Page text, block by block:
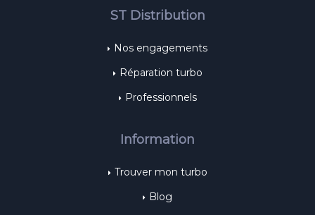
ST Distribution
Nos engagements
Réparation turbo
Professionnels
Information
Trouver mon turbo
Blog